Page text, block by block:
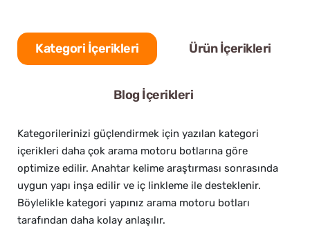
Kategori İçerikleri Ürün İçerikleri
Blog İçerikleri
Kategorilerinizi güçlendirmek için yazılan kategori
içerikleri daha çok arama motoru botlarına göre
optimize edilir. Anahtar kelime araştırması sonrasında
uygun yapı inşa edilir ve iç linkleme ile desteklenir.
Böylelikle kategori yapınız arama motoru botları
tarafından daha kolay anlaşılır.